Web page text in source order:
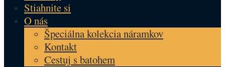
Stiahnite si
O nás
Špeciálna kolekcia náramkov
Kontakt
Cestuj s batohem